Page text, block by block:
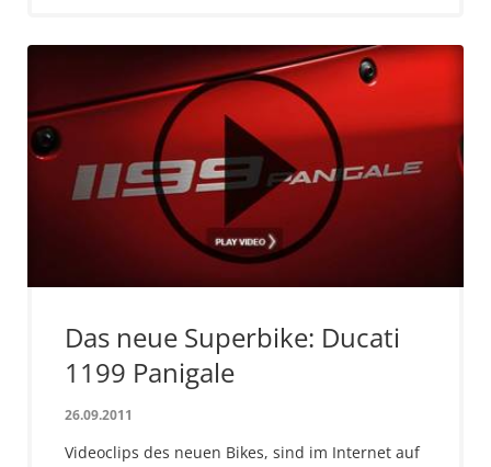
Das neue Superbike: Ducati
1199 Panigale
26.09.2011
Videoclips des neuen Bikes, sind im Internet auf